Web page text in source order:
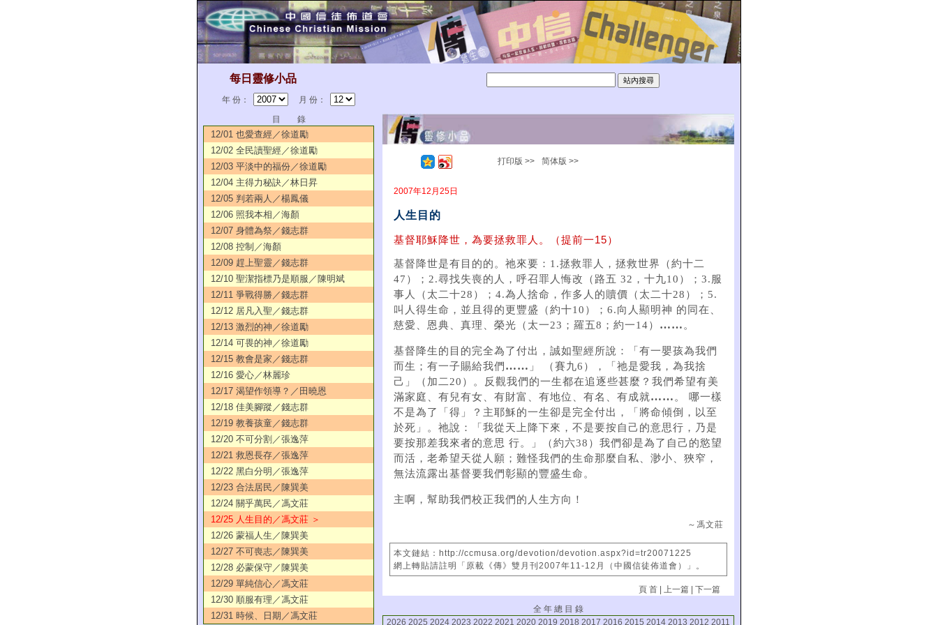
每日靈修小品
年 份：
月 份：
目 錄
12/01 也愛查經／徐道勵
12/02 全民讀聖經／徐道勵
12/03 平淡中的福份／徐道勵
12/04 主得力秘訣／林日昇
12/05 判若兩人／楊鳳儀
12/06 照我本相／海顏
12/07 身體為祭／錢志群
12/08 控制／海顏
12/09 趕上聖靈／錢志群
12/10 聖潔指標乃是順服／陳明斌
12/11 爭戰得勝／錢志群
12/12 居凡入聖／錢志群
12/13 激烈的神／徐道勵
12/14 可畏的神／徐道勵
12/15 教會是家／錢志群
12/16 愛心／林麗珍
12/17 渴望作領導？／田曉恩
12/18 佳美腳蹤／錢志群
12/19 教養孩童／錢志群
12/20 不可分割／張逸萍
12/21 救恩長存／張逸萍
12/22 黑白分明／張逸萍
12/23 合法居民／陳巽美
12/24 關乎萬民／馮文莊
12/25 人生目的／馮文莊 ＞
12/26 蒙福人生／陳巽美
12/27 不可喪志／陳巽美
12/28 必蒙保守／陳巽美
12/29 單純信心／馮文莊
12/30 順服有理／馮文莊
12/31 時候、日期／馮文莊
打印版 >> 简体版 >>
2007年12月25日
人生目的
基督耶穌降世，為要拯救罪人。（提前一15）
基督降世是有目的的。祂來要：1.拯救罪人，拯救世界（約十二
47）；2.尋找失喪的人，呼召罪人悔改（路五 32，十九10）；3.服
事人（太二十28）；4.為人捨命，作多人的贖價（太二十28）；5.
叫人得生命，並且得的更豐盛（約十10）；6.向人顯明神 的同在、
慈愛、恩典、真理、榮光（太一23；羅五8；約一14） ……。
基督降生的目的完全為了付出，誠如聖經所說：「有一嬰孩為我們
而生；有一子賜給我們 …… 」 （賽九6），「祂是愛我，為我捨
己」（加二20）。反觀我們的一生都在追逐些甚麼？我們希望有美
滿家庭、有兒有女、有財富、有地位、有名、有成就…… 。 哪一樣
不是為了「得」？主耶穌的一生卻是完全付出，「將命傾倒，以至
於死」。祂說：「我從天上降下來，不是要按自己的意思行，乃是
要按那差我來者的意思 行。」（約六38）我們卻是為了自己的慾望
而活，老希望天從人願；難怪我們的生命那麼自私、渺小、狹窄，
無法流露出基督要我們彰顯的豐盛生命。
主啊，幫助我們校正我們的人生方向！
～馮文莊
本文鏈結：http://ccmusa.org/devotion/devotion.aspx?id=tr20071225
網上轉貼請註明「原載《傳》雙月刊2007年11-12月（中國信徒佈道會）」。
頁 首 |上一篇 |下一篇
全 年 總 目 錄
2026 2025 2024 2023 2022 2021 2020 2019 2018 2017 2016 2015 2014 2013 2012 2011